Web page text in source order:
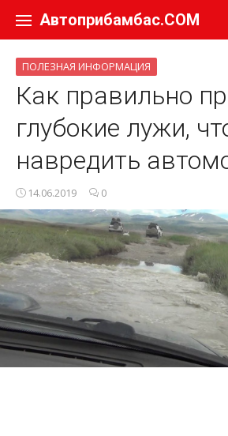
Автоприбамбас.COM
ПОЛЕЗНАЯ ИНФОРМАЦИЯ
Как правильно
глубокие лужи,
навредить
14.06.2019 0